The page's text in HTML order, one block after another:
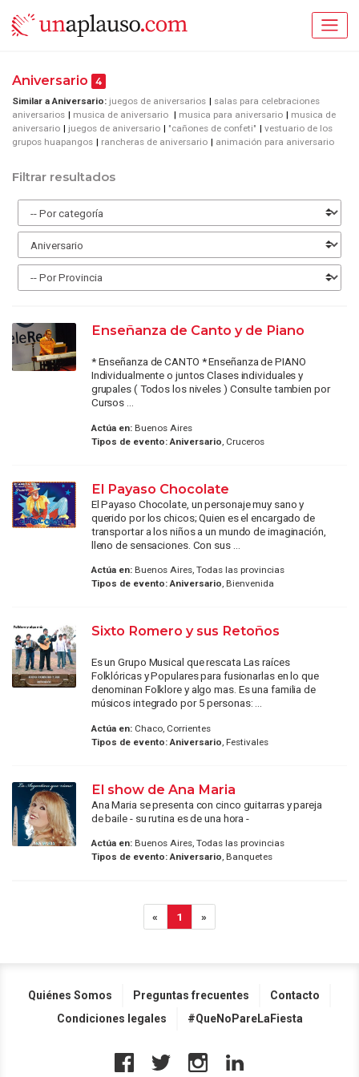
Aniversario 4
Similar a Aniversario: juegos de aniversarios
salas para celebraciones
aniversarios
musica de aniversario musica para aniversario
musica de
aniversario
juegos de aniversario "cañones de confeti"
vestuario de los
grupos huapangos
rancheras de aniversario animación para aniversario
Filtrar resultados
Enseñanza de Canto y de Piano
* Enseñanza de CANTO * Enseñanza de PIANO
Individualmente o juntos Clases individuales y
grupales ( Todos los niveles ) Consulte tambien por
Cursos ...
Actúa en:Buenos Aires
Tipos de evento: Aniversario, Cruceros
El Payaso Chocolate
El Payaso Chocolate, un personaje muy sano y
querido por los chicos; Quien es el encargado de
transportar a los niños a un mundo de imaginación,
lleno de sensaciones. Con sus ...
Actúa en:Buenos Aires, Todas las provincias
Tipos de evento: Aniversario, Bienvenida
Sixto Romero y sus Retoños
Es un Grupo Musical que rescata Las raíces
Folklóricas y Populares para fusionarlas en lo que
denominan Folklore y algo mas. Es una familia de
músicos integrado por 5 personas: ...
Actúa en:Chaco, Corrientes
Tipos de evento: Aniversario , Festivales
El show de Ana Maria
Ana Maria se presenta con cinco guitarras y pareja
de baile - su rutina es de una hora -
Actúa en:Buenos Aires, Todas las provincias
Tipos de evento: Aniversario, Banquetes
« 1 »
Quiénes Somos Preguntas frecuentes
Contacto
Condiciones legales
#QueNoPareLaFiesta